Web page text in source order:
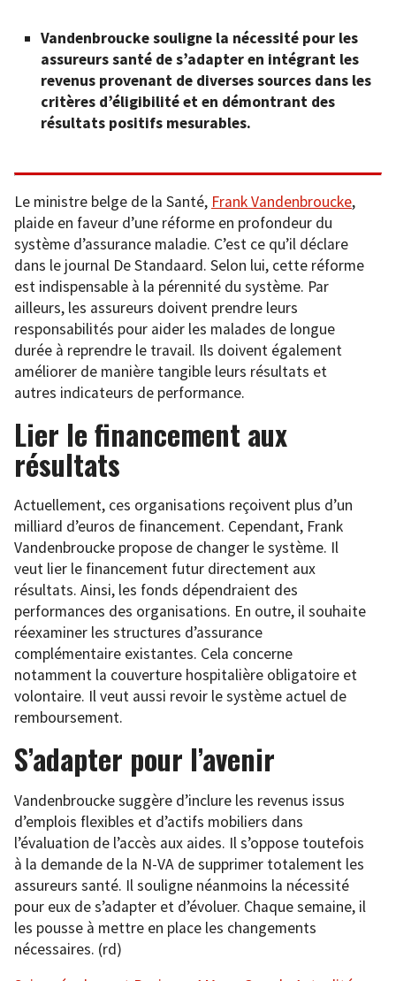
Vandenbroucke souligne la nécessité pour les
assureurs santé de s’adapter en intégrant les
revenus provenant de diverses sources dans les
critères d’éligibilité et en démontrant des
résultats positifs mesurables.
Le ministre belge de la Santé, Frank Vandenbroucke,
plaide en faveur d’une réforme en profondeur du
système d’assurance maladie. C’est ce qu’il déclare
dans le journal De Standaard. Selon lui, cette réforme
est indispensable à la pérennité du système. Par
ailleurs, les assureurs doivent prendre leurs
responsabilités pour aider les malades de longue
durée à reprendre le travail. Ils doivent également
améliorer de manière tangible leurs résultats et
autres indicateurs de performance.
Lier le financement aux
résultats
Actuellement, ces organisations reçoivent plus d’un
milliard d’euros de financement. Cependant, Frank
Vandenbroucke propose de changer le système. Il
veut lier le financement futur directement aux
résultats. Ainsi, les fonds dépendraient des
performances des organisations. En outre, il souhaite
réexaminer les structures d’assurance
complémentaire existantes. Cela concerne
notamment la couverture hospitalière obligatoire et
volontaire. Il veut aussi revoir le système actuel de
remboursement.
S’adapter pour l’avenir
Vandenbroucke suggère d’inclure les revenus issus
d’emplois flexibles et d’actifs mobiliers dans
l’évaluation de l’accès aux aides. Il s’oppose toutefois
à la demande de la N-VA de supprimer totalement les
assureurs santé. Il souligne néanmoins la nécessité
pour eux de s’adapter et d’évoluer. Chaque semaine, il
les pousse à mettre en place les changements
nécessaires. (rd)